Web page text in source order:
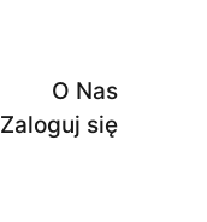
O Nas
Zaloguj się